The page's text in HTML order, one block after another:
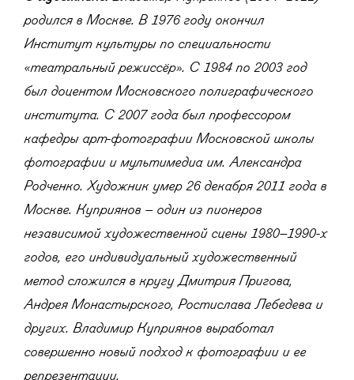
родился в Москве. В 1976 году окончил
Институт культуры по специальности
«театральный режиссёр». С 1984 по 2003 год
был доцентом Московского полиграфического
института. С 2007 года был профессором
кафедры арт-фотографии Московской школы
фотографии и мультимедиа им. Александра
Родченко. Художник умер 26 декабря 2011 года в
Москве. Куприянов – один из пионеров
независимой художественной сцены 1980–1990-х
годов, его индивидуальный художественный
метод сложился в кругу Дмитрия Пригова,
Андрея Монастырского, Ростислава Лебедева и
других. Владимир Куприянов выработал
совершенно новый подход к фотографии и ее
репрезентации.